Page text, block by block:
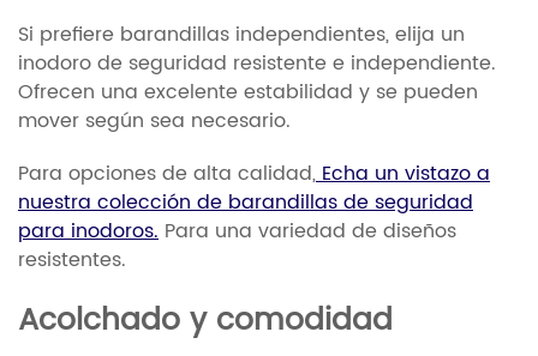
Si prefiere barandillas independientes, elija un
inodoro de seguridad resistente e independiente.
Ofrecen una excelente estabilidad y se pueden
mover según sea necesario.
Para opciones de alta calidad,Echa un vistazo a
nuestra colección de barandillas de seguridad
para inodoros. Para una variedad de diseños
resistentes.
Acolchado y comodidad